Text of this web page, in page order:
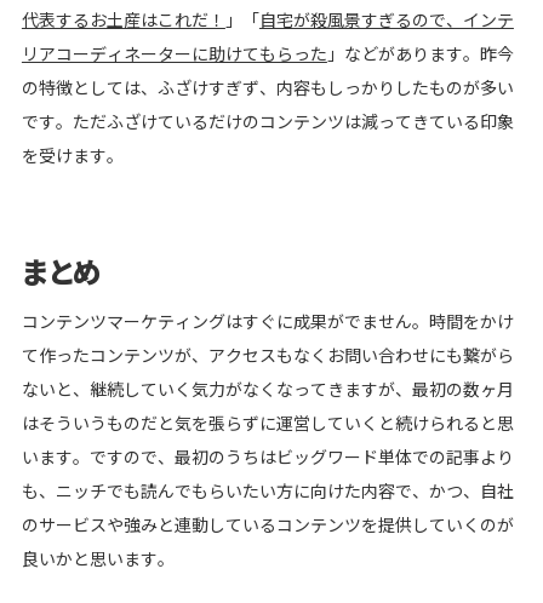
代表するお土産はこれだ！ 」「自宅が殺風景すぎるので、インテ
リアコーディネーターに助けてもらった 」などがあります。昨今
の特徴としては、ふざけすぎず、内容もしっかりしたものが多い
です。ただふざけているだけのコンテンツは減ってきている印象
を受けます。
まとめ
コンテンツマーケティングはすぐに成果がでません。時間をかけ
て作ったコンテンツが、アクセスもなくお問い合わせにも繋がら
ないと、継続していく気力がなくなってきますが、最初の数ヶ月
はそういうものだと気を張らずに運営していくと続けられると思
います。ですので、最初のうちはビッグワード単体での記事より
も、ニッチでも読んでもらいたい方に向けた内容で、かつ、自社
のサービスや強みと連動しているコンテンツを提供していくのが
良いかと思います。